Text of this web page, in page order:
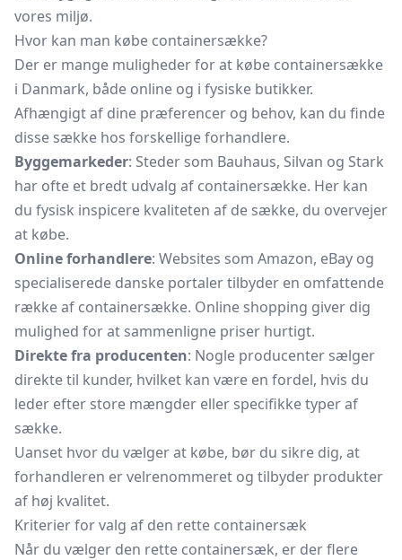
vores miljø.
Hvor kan man købe containersække?
Der er mange muligheder for at købe containersække
i Danmark, både online og i fysiske butikker.
Afhængigt af dine præferencer og behov, kan du finde
disse sække hos forskellige forhandlere.
Byggemarkeder: Steder som Bauhaus, Silvan og Stark
har ofte et bredt udvalg af containersække. Her kan
du fysisk inspicere kvaliteten af de sække, du overvejer
at købe.
Online forhandlere: Websites som Amazon, eBay og
specialiserede danske portaler tilbyder en omfattende
række af containersække. Online shopping giver dig
mulighed for at sammenligne priser hurtigt.
Direkte fra producenten: Nogle producenter sælger
direkte til kunder, hvilket kan være en fordel, hvis du
leder efter store mængder eller specifikke typer af
sække.
Uanset hvor du vælger at købe, bør du sikre dig, at
forhandleren er velrenommeret og tilbyder produkter
af høj kvalitet.
Kriterier for valg af den rette containersæk
Når du vælger den rette containersæk, er der flere